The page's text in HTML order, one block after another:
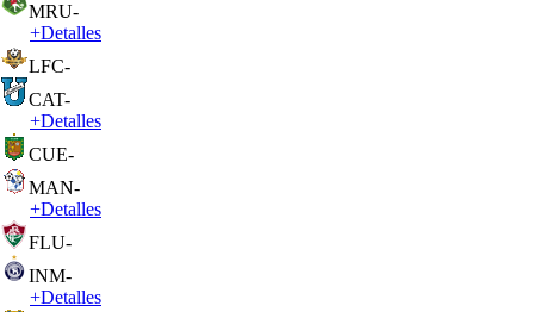
MRU-
+Detalles
LFC-
CAT-
+Detalles
CUE-
MAN-
+Detalles
FLU-
INM-
+Detalles